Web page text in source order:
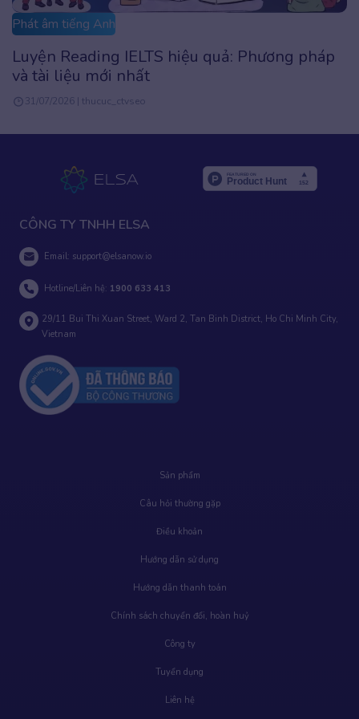
Phát âm tiếng Anh
Luyện Reading IELTS hiệu quả: Phương pháp
và tài liệu mới nhất
31/07/2026 | thucuc_ctvseo
CÔNG TY TNHH ELSA
Email: support@elsanow.io
Hotline/Liên hệ: 1900 633 413
29/11 Bui Thi Xuan Street, Ward 2, Tan Binh District, Ho Chi Minh City,
Vietnam
Sản phẩm
Câu hỏi thường gặp
Điều khoản
Hướng dẫn sử dụng
Hướng dẫn thanh toán
Chính sách chuyển đổi, hoàn huỷ
Công ty
Tuyển dụng
Liên hệ